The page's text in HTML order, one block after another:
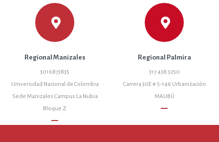
Regional Manizales
3016873835
Universidad Nacional de Colombia
Sede Manizales Campus La Nubia
Bloque Z
remove
Regional Palmira
317 438 3250
Carrera 30E # 5-146 Urbanización
MALIBÚ
remove